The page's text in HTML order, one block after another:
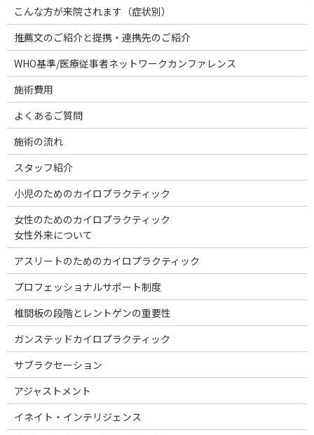
こんな方が来院されます（症状別）
推薦文のご紹介と提携・連携先のご紹介
WHO基準/医療従事者ネットワークカンファレンス
施術費用
よくあるご質問
施術の流れ
スタッフ紹介
小児のためのカイロプラクティック
女性のためのカイロプラクティック
女性外来について
アスリートのためのカイロプラクティック
プロフェッショナルサポート制度
椎間板の段階とレントゲンの重要性
ガンステッドカイロプラクティック
サブラクセーション
アジャストメント
イネイト・インテリジェンス